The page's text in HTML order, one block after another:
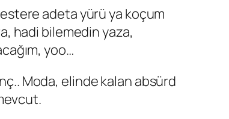
adeta yürü ya koçum
hadi bilemedin yaza,
yoo…
Moda, elinde kalan absürd